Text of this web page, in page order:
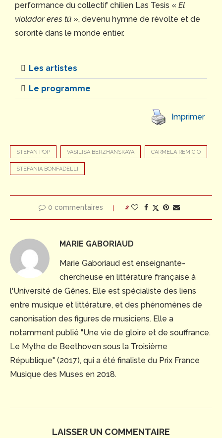
performance du collectif chilien Las Tesis « El
violador eres tú », devenu hymne de révolte et de
sororité dans le monde entier.
Les artistes
Le programme
Imprimer
STEFAN POP VASILISA BERZHANSKAYA CARMELA REMIGIO
STEFANIA BONFADELLI
0 commentaires 2
MARIE GABORIAUD
Marie Gaboriaud est enseignante-
chercheuse en littérature française à
l'Université de Gênes. Elle est spécialiste des liens
entre musique et littérature, et des phénomènes de
canonisation des figures de musiciens. Elle a
notamment publié "Une vie de gloire et de souffrance.
Le Mythe de Beethoven sous la Troisième
République" (2017), qui a été finaliste du Prix France
Musique des Muses en 2018.
LAISSER UN COMMENTAIRE